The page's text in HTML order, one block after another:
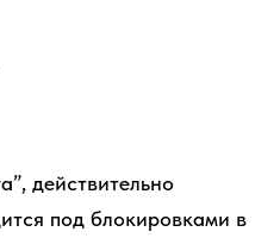
действительно
под блокировками в